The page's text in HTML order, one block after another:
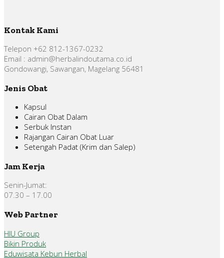
Kontak Kami
Telepon +62 812-1367-0232
Email : admin@herbalindoutama.co.id
Gondowangi, Sawangan, Magelang 56481
Jenis Obat
Kapsul
Cairan Obat Dalam
Serbuk Instan
Rajangan Cairan Obat Luar
Setengah Padat (Krim dan Salep)
Jam Kerja
Senin-Jumat:
07.30 – 17.00
Web Partner
HIU Group
Bikin Produk
Eduwisata Kebun Herbal